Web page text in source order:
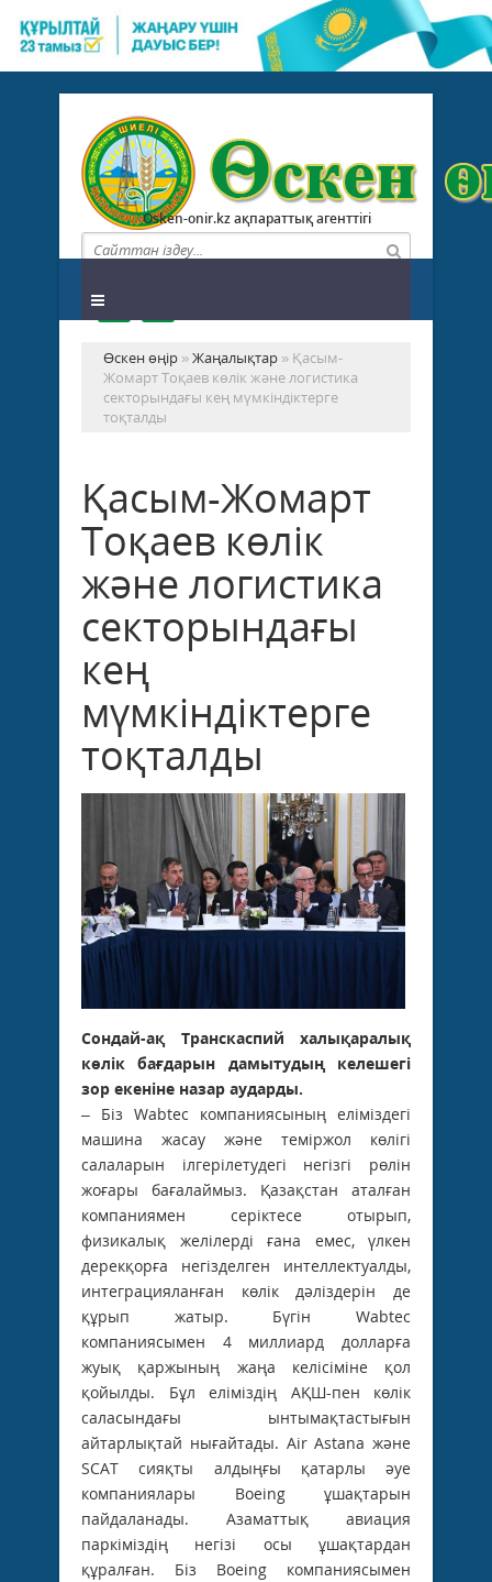
Osken-onir.kz ақпараттық агенттігі
Өскен өңір »Жаңалықтар » Қасым-
Жомарт Тоқаев көлік және логистика
секторындағы кең мүмкіндіктерге
тоқталды
Қасым-Жомарт
Тоқаев көлік
және логистика
секторындағы
кең
мүмкіндіктерге
тоқталды
Сондай-ақ Транскаспий халықаралық
көлік бағдарын дамытудың келешегі
зор екеніне назар аударды.
– Біз Wabtec компаниясының еліміздегі
машина жасау және теміржол көлігі
салаларын ілгерілетудегі негізгі рөлін
жоғары бағалаймыз. Қазақстан аталған
компаниямен серіктесе отырып,
физикалық желілерді ғана емес, үлкен
дерекқорға негізделген интеллектуалды,
интеграцияланған көлік дәліздерін де
құрып жатыр. Бүгін Wabtec
компаниясымен 4 миллиард долларға
жуық қаржының жаңа келісіміне қол
қойылды. Бұл еліміздің АҚШ-пен көлік
саласындағы ынтымақтастығын
айтарлықтай нығайтады. Air Astana және
SCAT сияқты алдыңғы қатарлы әуе
компаниялары Boeing ұшақтарын
пайдаланады. Азаматтық авиация
паркіміздің негізі осы ұшақтардан
құралған. Біз Boeing компаниясымен